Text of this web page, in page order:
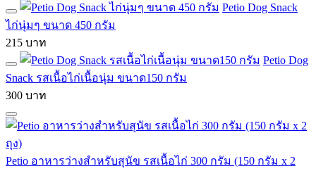
Petio Dog Snack
ไก่นุ่มๆ ขนาด 450 กรัม
215 บาท
Petio Dog
Snack รสเนื้อไก่เนื้อนุ่ม ขนาด150 กรัม
300 บาท
Petio อาหารว่างสำหรับสุนัข รสเนื้อไก่ 300 กรัม (150 กรัม x 2